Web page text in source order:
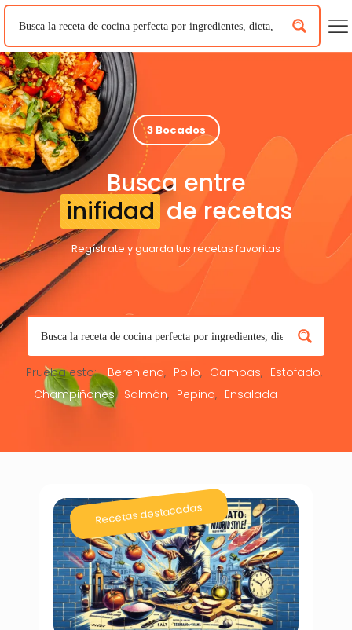
3 Bocados
Busca entre
inifidad de recetas
Regístrate y guarda tus recetas favoritas
Prueba esto: Berenjena Pollo Gambas
Estofado
Champiñones
Salmón Pepino Ensalada
Recetas destacadas